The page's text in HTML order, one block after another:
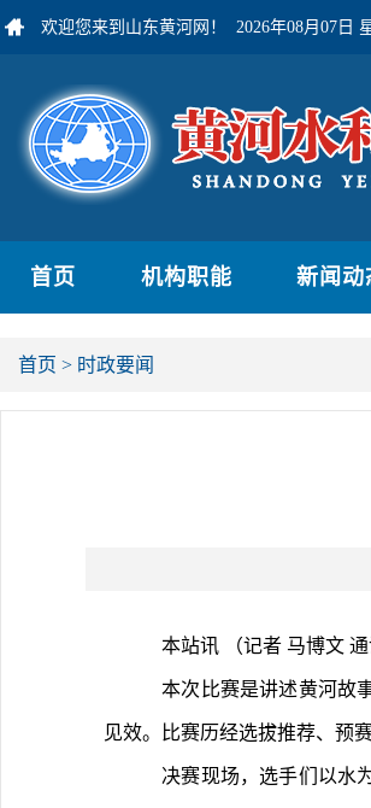
欢迎您来到山东黄河网！ 2026年08月07日
首页 机构职能 新闻动
首页 > 时政要闻
本站讯 （记者 马博文
	本次比赛是讲述黄河故事、普及黄河知识的生动实践，选手坚守科学性原则，深入、准确、生动讲述黄河知识，助力黄河流域生态保护和高质量发展重大国家战略落地
见效。比赛历经选拔推荐、预